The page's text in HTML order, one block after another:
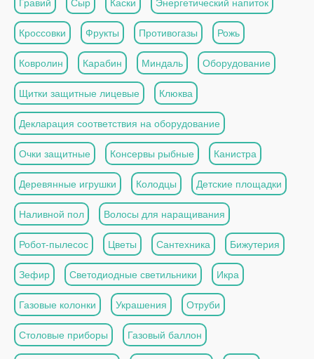
Кроссовки Фрукты Противогазы Рожь
Ковролин Карабин Миндаль Оборудование
Щитки защитные лицевые Клюква
Декларация соответствия на оборудование
Очки защитные Консервы рыбные Канистра
Деревянные игрушки Колодцы Детские площадки
Наливной пол Волосы для наращивания
Робот-пылесос Цветы Сантехника Бижутерия
Зефир Светодиодные светильники Икра
Газовые колонки Украшения Отруби
Столовые приборы Газовый баллон